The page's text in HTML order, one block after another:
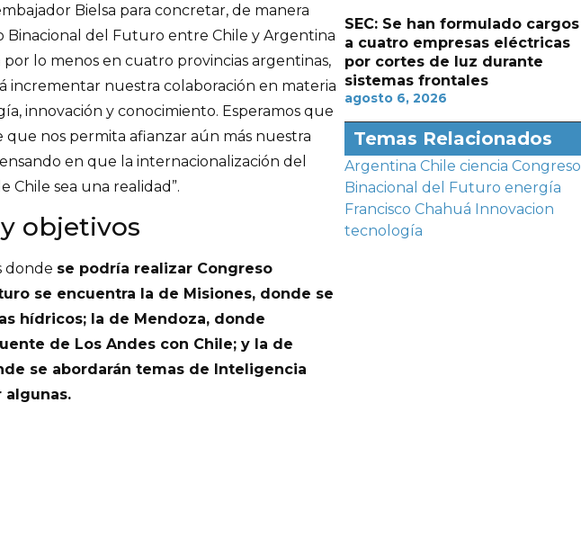
Bielsa para concretar, de manera
Binacional del Futuro entre Chile y Argentina
lo menos en cuatro provincias argentinas,
incrementar nuestra colaboración en materia
innovación y conocimiento. Esperamos que
nos permita afianzar aún más nuestra
en que la internacionalización del
Chile sea una realidad”.
objetivos
donde se podría realizar Congreso
se encuentra la de Misiones, donde se
hídricos; la de Mendoza, donde
de Los Andes con Chile; y la de
se abordarán temas de Inteligencia
SEC: Se han formulado cargos
a cuatro empresas eléctricas
por cortes de luz durante
sistemas frontales
agosto 6, 2026
Temas Relacionados
Argentina Chile ciencia Congreso
Binacional del Futuro energía
Francisco Chahuá Innovacion
tecnología